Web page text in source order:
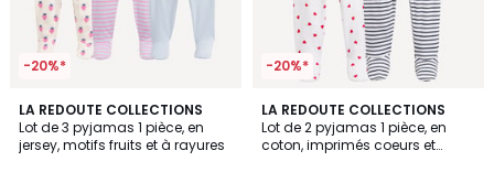
-20%*
LA REDOUTE COLLECTIONS
Lot de 3 pyjamas 1 pièce, en
jersey, motifs fruits et à rayures
5
/
5
-20%*
LA REDOUTE COLLECTIONS
Lot de 2 pyjamas 1 pièce, en
coton, imprimés coeurs et
5
/
5